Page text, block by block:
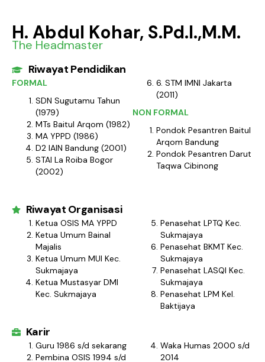
H. Abdul Kohar, S.Pd.I.,M.M.
The Headmaster
Riwayat Pendidikan
FORMAL
SDN Sugutamu Tahun
(1979)
MTs Baitul Arqom (1982)
MA YPPD (1986)
D2 IAIN Bandung (2001)
STAI La Roiba Bogor
(2002)
6. STM IMNI Jakarta
(2011)
NON FORMAL
Pondok Pesantren Baitul
Arqom Bandung
Pondok Pesantren Darut
Taqwa Cibinong
Riwayat Organisasi
Ketua OSIS MA YPPD
Ketua Umum Bainal
Majalis
Ketua Umum MUI Kec.
Sukmajaya
Ketua Mustasyar DMI
Kec. Sukmajaya
Penasehat LPTQ Kec.
Sukmajaya
Penasehat BKMT Kec.
Sukmajaya
Penasehat LASQI Kec.
Sukmajaya
Penasehat LPM Kel.
Baktijaya
Karir
Guru 1986 s/d sekarang
Pembina OSIS 1994 s/d
Waka Humas 2000 s/d
2014